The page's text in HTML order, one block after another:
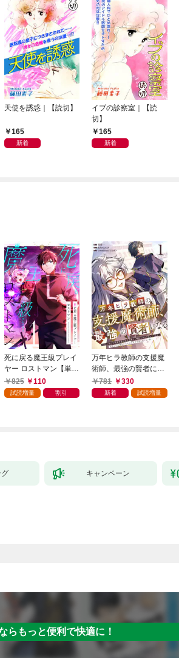
天使を誘惑｜【読切】
165
新着
イブの診察室｜【読
切】
165
新着
死に戻る魔王級プレイ
ヤー ロストマン【単行
本版】 1巻
825 110
試読増量 割引
万年ヒラ教師の支援魔
術師、最強の賢者にな
る～不人気の支援魔術
師は給料泥棒だと魔術
781 330
新着 試読増量
グ キャンペーン
らもっと便利で快適に！